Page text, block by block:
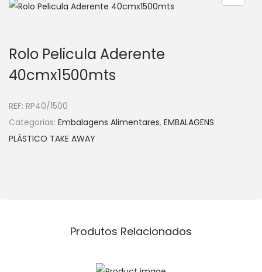
Rolo Pelicula Aderente
40cmx1500mts
REF: RP40/1500
Categorias: Embalagens Alimentares, EMBALAGENS
PLÁSTICO TAKE AWAY
Produtos Relacionados